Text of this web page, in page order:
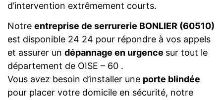
d’intervention extrêmement courts.
Notre entreprise de serrurerie BONLIER (60510)
est disponible 24 24 pour répondre à vos appels
et assurer un dépannage en urgence sur tout le
département de OISE – 60 .
Vous avez besoin d’installer une porte blindée
pour placer votre domicile en sécurité, notre